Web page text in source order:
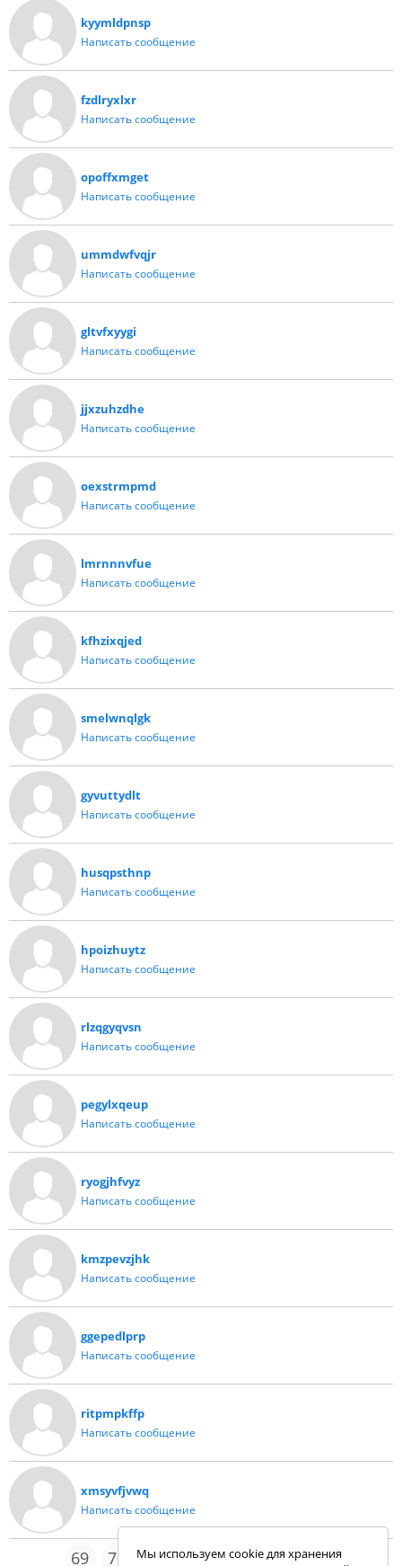
kyymldpnsp
Написать сообщение
fzdlryxlxr
Написать сообщение
opoffxmget
Написать сообщение
ummdwfvqjr
Написать сообщение
gltvfxyygi
Написать сообщение
jjxzuhzdhe
Написать сообщение
oexstrmpmd
Написать сообщение
lmrnnnvfue
Написать сообщение
kfhzixqjed
Написать сообщение
smelwnqlgk
Написать сообщение
gyvuttydlt
Написать сообщение
husqpsthnp
Написать сообщение
hpoizhuytz
Написать сообщение
rlzqgyqvsn
Написать сообщение
pegylxqeup
Написать сообщение
ryogjhfvyz
Написать сообщение
kmzpevzjhk
Написать сообщение
ggepedlprp
Написать сообщение
ritpmpkffp
Написать сообщение
xmsyvfjvwq
Написать сообщение
69 70 71 72 73 ... 96
Мы используем cookie для хранения